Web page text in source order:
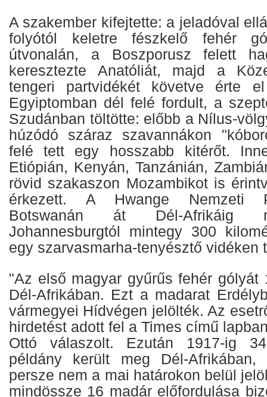
A szakember kifejtette: a jeladóval
folyótól keletre fészkelő fehér
útvonalán, a Boszporusz felett
keresztezte Anatóliát, majd a
tengeri partvidékét követve érte
Egyiptomban dél felé fordult, a
Szudánban töltötte: előbb a Nílus-
húzódó száraz szavannákon
felé tett egy hosszabb kitérőt.
Etiópián, Kenyán, Tanzánián,
rövid szakaszon Mozambikot is
érkezett. A Hwange Nemzeti
Botswanán át Dél-Afrikáig
Johannesburgtól mintegy 300
egy szarvasmarha-tenyésztő vidéken
"Az első magyar gyűrűs fehér gólyát
Dél-Afrikában. Ezt a madarat
vármegyei Hídvégen jelölték. Az
hirdetést adott fel a Times című
Ottó válaszolt. Ezután 1917-ig
példány került meg Dél-
persze nem a mai határokon belül
mindössze 16 madár előfordulása